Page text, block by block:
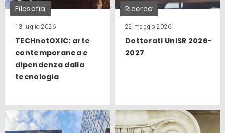
Filosofia
13 luglio 2026
TECHnotOXIC: arte
contemporanea e
dipendenza dalla
tecnologia
Ricerca
22 maggio 2026
Dottorati UniSR 2026-
2027